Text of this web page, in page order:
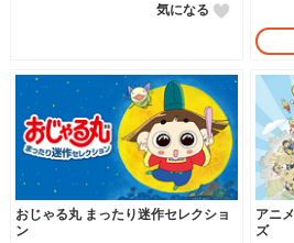
気になる
おじゃる丸 まったり迷作セレクショ
ン
アニ
ズ